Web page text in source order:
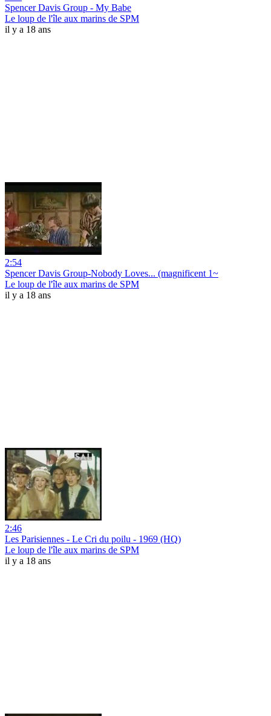
Spencer Davis Group - My Babe
Le loup de l'île aux marins de SPM
il y a 18 ans
2:54
Spencer Davis Group-Nobody Loves... (magnificent 1~
Le loup de l'île aux marins de SPM
il y a 18 ans
2:46
Les Parisiennes - Le Cri du poilu - 1969 (HQ)
Le loup de l'île aux marins de SPM
il y a 18 ans